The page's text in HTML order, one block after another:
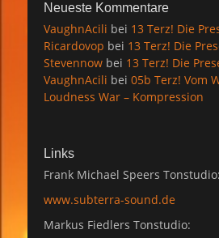
Neueste Kommentare
VaughnAcili bei 13 Terz! Die
Ricardovop bei 13 Terz! Die
Stevennow bei 13 Terz! Die
VaughnAcili bei 05b Terz! Vom
Loudness War – Kompression
Links
Frank Michael Speers Tonstudio:
www.subterra-sound.de
Markus Fiedlers Tonstudio: